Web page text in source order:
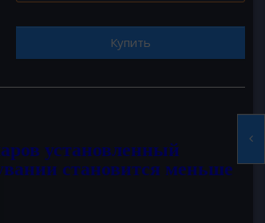
Купить
установленный
становится меньше